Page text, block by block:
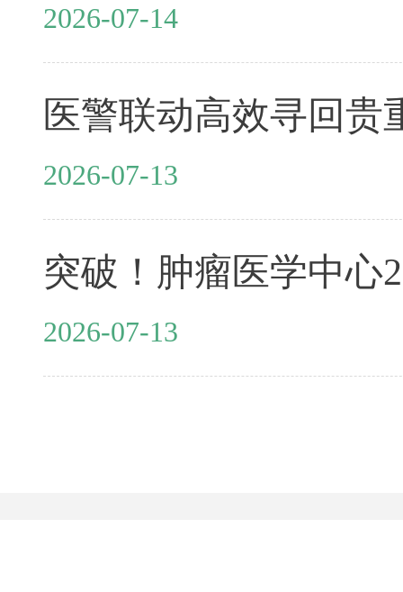
2026-07-14
2026-07-13
2026-07-13